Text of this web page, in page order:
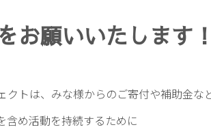
お願いいたします！
クトは、みな様からのご寄付や補助金な
含め活動を持続するために